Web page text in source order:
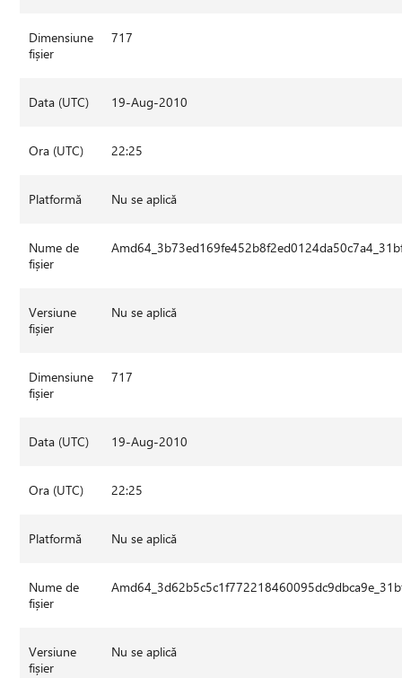
Dimensiune
fișier
717
Data (UTC) 19-Aug-2010
Ora (UTC) 22:25
Platformă Nu se aplică
Nume de
fișier
Versiune
fișier
Nu se aplică
Dimensiune
fișier
717
Data (UTC) 19-Aug-2010
Ora (UTC) 22:25
Platformă Nu se aplică
Nume de
fișier
Versiune
fișier
Nu se aplică